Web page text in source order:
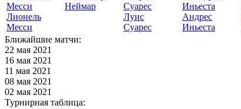
Лионель
Месси
Неймар
Луис
Суарес
Андрес
Иньеста
Ближайшие матчи:
22 мая 2021
16 мая 2021
11 мая 2021
08 мая 2021
02 мая 2021
Турнирная таблица: